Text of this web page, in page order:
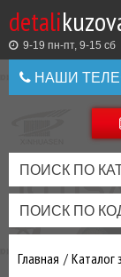
detali
9-19 пн-пт, 9-15 cб
НАШИ
ПОИСК ПО
ПОИСК ПО
Главная Каталог
Купить
в
1
Беларусь
+375
+375
ТАКЖЕ
ВЫ
МОЖЕТЕ
У
ТО
ФИЛЬТРА
ТОРМОЗНАЯ
СИСТЕМА
ПОДВЕСКА
РУЛЕВОЕ
ТРАНСМИССИЯ
ПРИВОД
ДВИГАТЕЛЬ
ВЫХЛОП
ЭЛЕКТРИКА
ОСВЕЩЕНИЕ